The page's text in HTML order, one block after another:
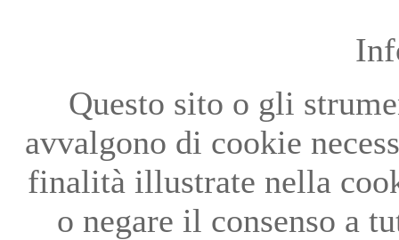
Questo sito o gli
avvalgono di cookie
finalità illustrate nella
o negare il consenso a